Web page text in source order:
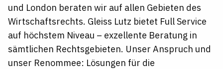
und London beraten wir auf allen Gebieten des
Wirtschaftsrechts. Gleiss Lutz bietet Full Service
auf höchstem Niveau – exzellente Beratung in
sämtlichen Rechtsgebieten. Unser Anspruch und
unser Renommee: Lösungen für die